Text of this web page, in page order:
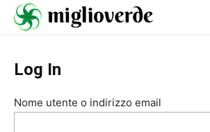
Log In
Nome utente o indirizzo email